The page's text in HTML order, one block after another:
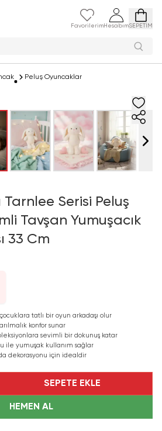
Favorilerim HesabımSEPETİM
Peluş Oyuncaklar
Tarnlee Serisi Peluş
Tavşan Yumuşacık
33 Cm
tatlı bir oyun arkadaşı olur
konfor sunar
sevimli bir dokunuş katar
ile yumuşak kullanım sağlar
dekorasyonu için idealdir
SEPETE EKLE
HEMEN AL